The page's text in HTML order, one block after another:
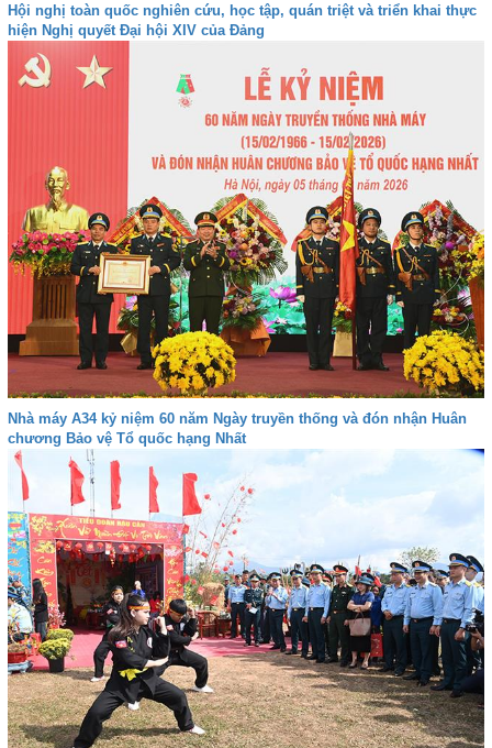
Hội nghị toàn quốc nghiên cứu, học tập, quán triệt và triển khai thực
hiện Nghị quyết Đại hội XIV của Đảng
Nhà máy A34 kỷ niệm 60 năm Ngày truyền thống và đón nhận Huân
chương Bảo vệ Tổ quốc hạng Nhất